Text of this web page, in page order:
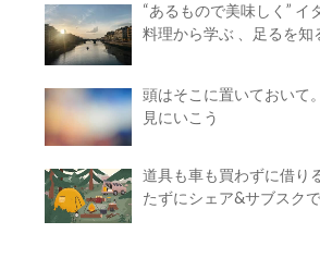
“あるもので美味しく” イ
料理から学ぶ 、足るを知
頭はそこに置いておいて
見にいこう
道具も車も買わずに借り
たずにシェア&サブスク